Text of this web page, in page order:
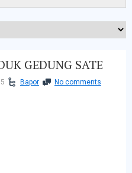
GEDUNG SATE
Bapor No comments